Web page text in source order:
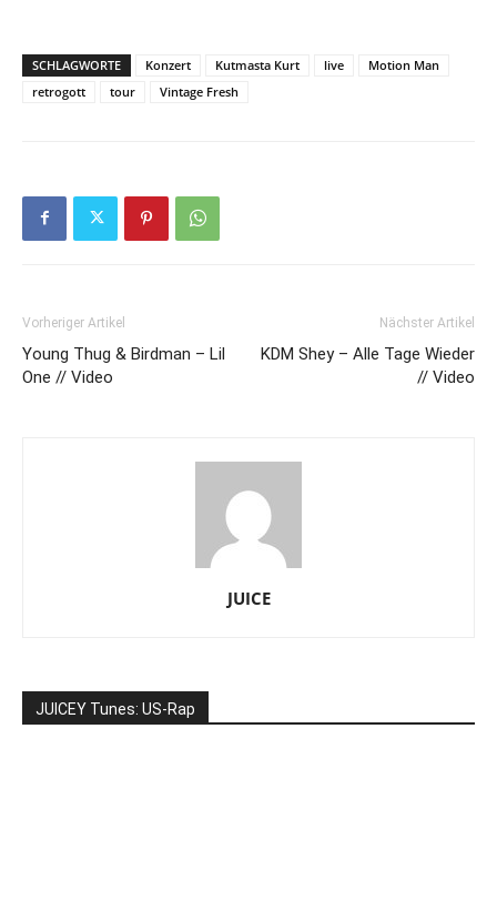
SCHLAGWORTE Konzert Kutmasta Kurt live
Motion Man
retrogott
tour Vintage Fresh
Vorheriger Artikel
Young Thug & Birdman – Lil
One // Video
Nächster Artikel
KDM Shey – Alle Tage Wieder
// Video
JUICE
JUICEY Tunes: US-Rap